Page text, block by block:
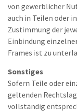
von gewerblicher
auch in Teilen oder
Zustimmung der
Einbindung
Frames ist zu
Sonstiges
Sofern Teile oder
geltenden
vollständig